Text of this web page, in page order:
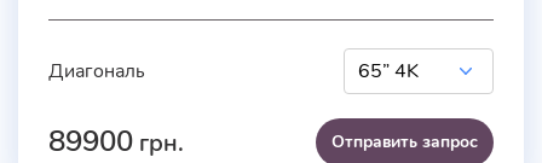
Диагональ
89900 грн. Отправить запроc